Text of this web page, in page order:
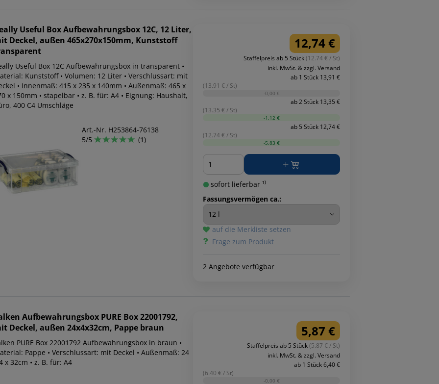
Useful Box Aufbewahrungsbox 12C, 12 Liter,
Deckel, außen 465x270x150mm, Kunststoff
Useful Box 12C Aufbewahrungsbox in transparent •
Kunststoff • Volumen: 12 Liter • Verschlussart: mit
• Innenmaß: 415 x 235 x 140mm • Außenmaß: 465 x
x 150mm • stapelbar • z. B. für: A4 • Eignung: Haushalt,
400 C4 Umschläge
Art.-Nr. H253864-76138
5/5
(1)
12,74 €
Staffelpreis ab 5 Stück(12.74 € / St)
inkl. MwSt. & zzgl. Versand
ab 1 Stück 13,91 €
(13.91 € / St)
-0,00 €
ab 2 Stück 13,35 €
(13.35 € / St)
-1,12 €
ab 5 Stück 12,74 €
(12.74 € / St)
-5,83 €
Menge
sofort lieferbar ¹⁾
Fassungsvermögen ca.:
auf die Merkliste setzen
Frage zum Produkt
2 Angebote verfügbar
Aufbewahrungsbox PURE Box 22001792,
Deckel, außen 24x4x32cm, Pappe braun
PURE Box 22001792 Aufbewahrungsbox in braun •
Pappe • Verschlussart: mit Deckel • Außenmaß: 24
x 32cm • z. B. für: A4
5,87 €
Staffelpreis ab 5 Stück(5.87 € / St)
inkl. MwSt. & zzgl. Versand
ab 1 Stück 6,40 €
(6.40 € / St)
-0,00 €